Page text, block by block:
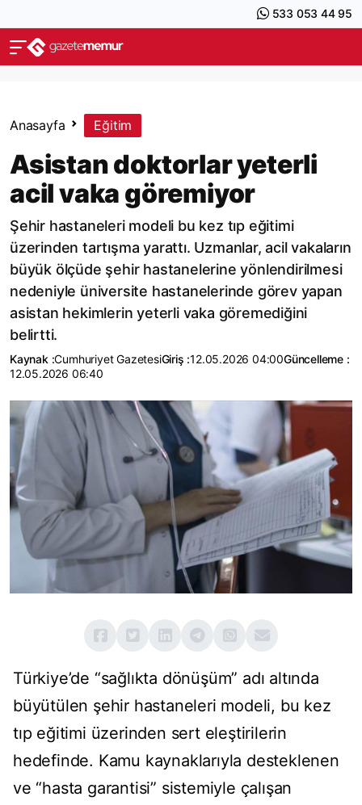
533 053 44 95
Anasayfa Eğitim
Asistan doktorlar yeterli
acil vaka göremiyor
Şehir hastaneleri modeli bu kez tıp eğitimi
üzerinden tartışma yarattı. Uzmanlar, acil vakaların
büyük ölçüde şehir hastanelerine yönlendirilmesi
nedeniyle üniversite hastanelerinde görev yapan
asistan hekimlerin yeterli vaka göremediğini
belirtti.
Kaynak :Cumhuriyet GazetesiGiriş :12.05.2026 04:00Güncelleme :
12.05.2026 06:40
Türkiye’de “sağlıkta dönüşüm” adı altında
büyütülen şehir hastaneleri modeli, bu kez
tıp eğitimi üzerinden sert eleştirilerin
hedefinde. Kamu kaynaklarıyla desteklenen
ve “hasta garantisi” sistemiyle çalışan